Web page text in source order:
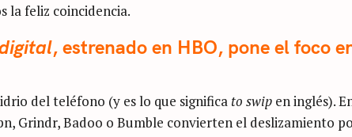
la feliz coincidencia.
, estrenado en HBO, pone el foco
del teléfono (y es lo que significa to swip en inglés).
Grindr, Badoo o Bumble convierten el deslizamiento